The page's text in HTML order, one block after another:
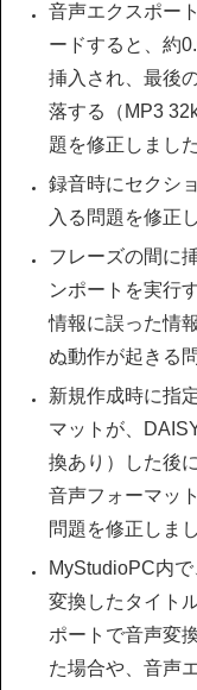
音声エクスポー
ードすると、約
挿入され、最後
落する（MP3
題を修正しました
録音時にセクシ
入る問題を修正
フレーズの間に
ンポートを実行
情報に誤った情
ぬ動作が起きる
新規作成時に指
マットが、
換あり）した後
音声フォーマッ
問題を修正しまし
MyStudioPC内
変換したタイト
ポートで音声変
た場合や、音声